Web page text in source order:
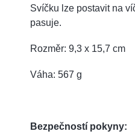
Svíčku lze postavit na
pasuje.
Rozměr: 9,3 x 15,7 cm
Váha: 567 g
Bezpečností pokyny: